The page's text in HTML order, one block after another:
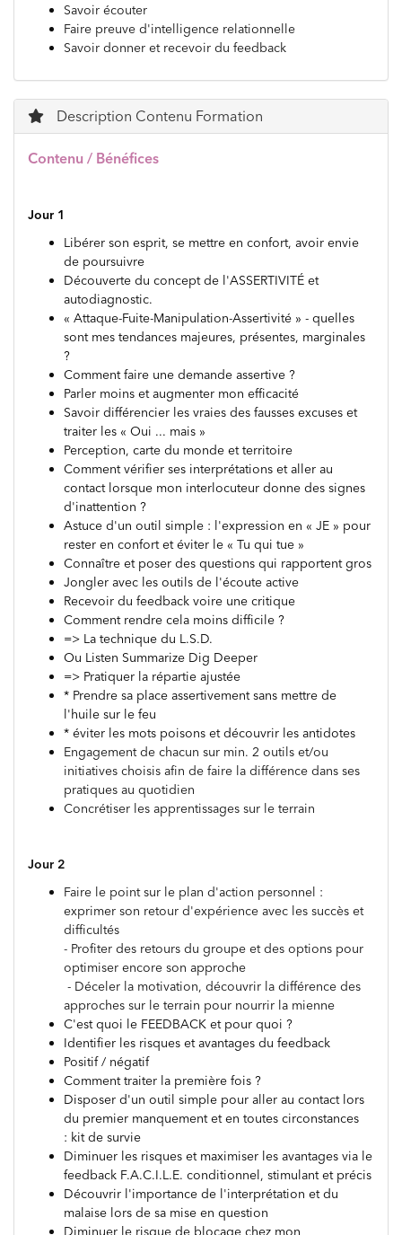
Savoir écouter
Faire preuve d'intelligence relationnelle
Savoir donner et recevoir du feedback
Description Contenu Formation
Contenu / Bénéfices
Jour 1
Libérer son esprit, se mettre en confort, avoir envie
de poursuivre
Découverte du concept de l'ASSERTIVITÉ et
autodiagnostic.
« Attaque-Fuite-Manipulation-Assertivité » - quelles
sont mes tendances majeures, présentes, marginales
?
Comment faire une demande assertive ?
Parler moins et augmenter mon efficacité
Savoir différencier les vraies des fausses excuses et
traiter les « Oui ... mais »
Perception, carte du monde et territoire
Comment vérifier ses interprétations et aller au
contact lorsque mon interlocuteur donne des signes
d'inattention ?
Astuce d'un outil simple : l'expression en « JE » pour
rester en confort et éviter le « Tu qui tue »
Connaître et poser des questions qui rapportent gros
Jongler avec les outils de l'écoute active
Recevoir du feedback voire une critique
Comment rendre cela moins difficile ?
=> La technique du L.S.D.
Ou Listen Summarize Dig Deeper
=> Pratiquer la répartie ajustée
* Prendre sa place assertivement sans mettre de
l'huile sur le feu
* éviter les mots poisons et découvrir les antidotes
Engagement de chacun sur min. 2 outils et/ou
initiatives choisis afin de faire la différence dans ses
pratiques au quotidien
Concrétiser les apprentissages sur le terrain
Jour 2
Faire le point sur le plan d'action personnel :
exprimer son retour d'expérience avec les succès et
difficultés
- Profiter des retours du groupe et des options pour
optimiser encore son approche
- Déceler la motivation, découvrir la différence des
approches sur le terrain pour nourrir la mienne
C'est quoi le FEEDBACK et pour quoi ?
Identifier les risques et avantages du feedback
Positif / négatif
Comment traiter la première fois ?
Disposer d'un outil simple pour aller au contact lors
du premier manquement et en toutes circonstances
: kit de survie
Diminuer les risques et maximiser les avantages via le
feedback F.A.C.I.L.E. conditionnel, stimulant et précis
Découvrir l'importance de l'interprétation et du
malaise lors de sa mise en question
Diminuer le risque de blocage chez mon